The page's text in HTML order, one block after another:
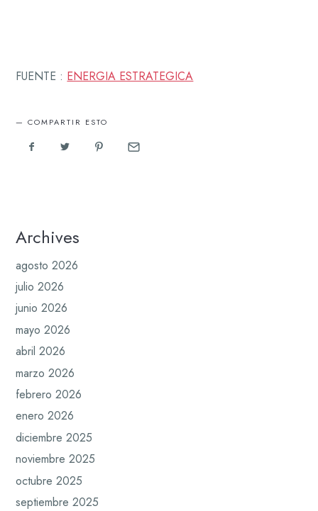
FUENTE : ENERGIA ESTRATEGICA
COMPARTIR ESTO
Archives
agosto 2026
julio 2026
junio 2026
mayo 2026
abril 2026
marzo 2026
febrero 2026
enero 2026
diciembre 2025
noviembre 2025
octubre 2025
septiembre 2025